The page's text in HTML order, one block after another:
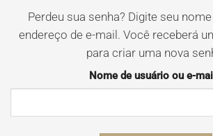
Perdeu sua senha? Digite seu
endereço de e-mail. Você receberá
para criar uma nova
Nome de usuário ou e-mail